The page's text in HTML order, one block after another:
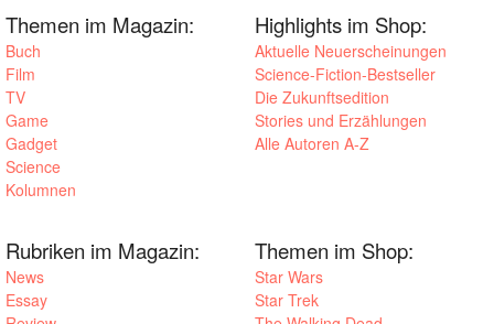
Themen im Magazin:
Buch
Film
TV
Game
Gadget
Science
Kolumnen
Highlights im Shop:
Aktuelle Neuerscheinungen
Science-Fiction-Bestseller
Die Zukunftsedition
Stories und Erzählungen
Alle Autoren A-Z
Rubriken im Magazin:
News
Essay
Themen im Shop:
Star Wars
Star Trek